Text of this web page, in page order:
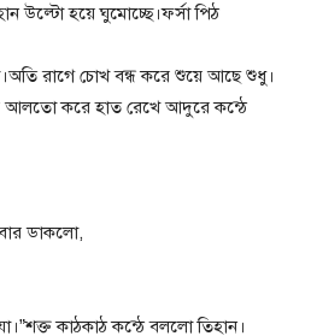
উল্টো হয়ে ঘুমোচ্ছে।ফর্সা পিঠ
রাগে চোখ বন্ধ করে শুয়ে আছে শুধু।
আলতো করে হাত রেখে আদুরে কন্ঠে
ডাকলো,
কাঠকাঠ কন্ঠে বললো তিহান।